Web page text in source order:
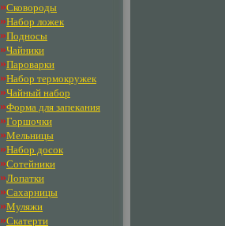
»Сковороды
»Набор ложек
»Подносы
»Чайники
»Пароварки
»Набор термокружек
»Чайный набор
»Форма для запекания
»Горшочки
»Мельницы
»Набор досок
»Сотейники
»Лопатки
»Сахарницы
»Муляжи
»Скатерти